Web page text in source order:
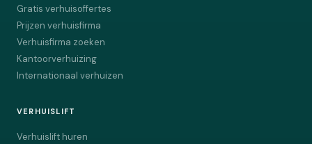
Gratis verhuisoffertes
Prijzen verhuisfirma
Verhuisfirma zoeken
Kantoorverhuizing
Internationaal verhuizen
VERHUISLIFT
Verhuislift huren